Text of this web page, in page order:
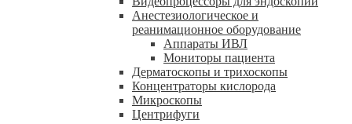
Анестезиологическое и
реанимационное оборудование
Аппараты ИВЛ
Мониторы пациента
Дерматоскопы и трихоскопы
Концентраторы кислорода
Микроскопы
Центрифуги